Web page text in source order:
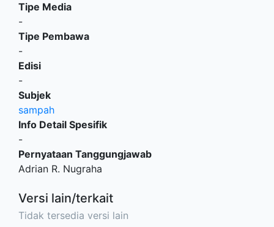
Tipe Media
-
Tipe Pembawa
-
Edisi
-
Subjek
sampah
Info Detail Spesifik
-
Pernyataan Tanggungjawab
Adrian R. Nugraha
Versi lain/terkait
Tidak tersedia versi lain